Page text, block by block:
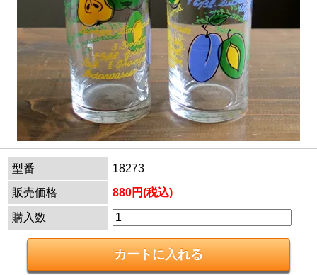
型番
18273
販売価格
880円(税込)
購入数